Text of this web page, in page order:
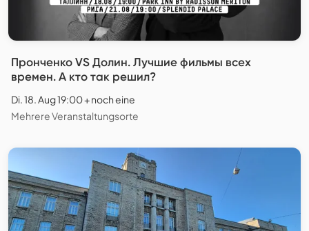
Пронченко VS Долин. Лучшие фильмы всех
времен. А кто так решил?
Di. 18. Aug 19:00 + noch eine
Mehrere Veranstaltungsorte